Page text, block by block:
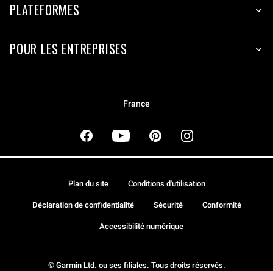
PLATEFORMES
POUR LES ENTREPRISES
France
© Garmin Ltd. ou ses filiales. Tous droits réservés.
Plan du site Conditions d'utilisation
Déclaration de confidentialité Sécurité Conformité
Accessibilité numérique